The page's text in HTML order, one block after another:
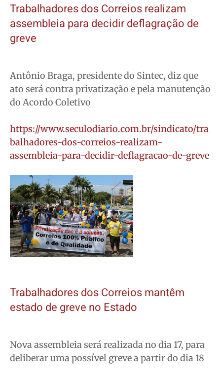
Trabalhadores dos Correios realizam
assembleia para decidir deflagração de
greve
Antônio Braga, presidente do Sintec, diz que
ato será contra privatização e pela manutenção
do Acordo Coletivo
https://www.seculodiario.com.br/sindicato/tra
balhadores-dos-correios-realizam-
assembleia-para-decidir-deflagracao-de-greve
Trabalhadores dos Correios mantêm
estado de greve no Estado
Nova assembleia será realizada no dia 17, para
deliberar uma possível greve a partir do dia 18